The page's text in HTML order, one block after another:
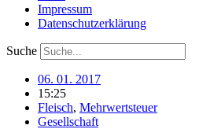
Impressum
Datenschutzerklärung
Suche
06. 01. 2017
15:25
Fleisch, Mehrwertsteuer
Gesellschaft